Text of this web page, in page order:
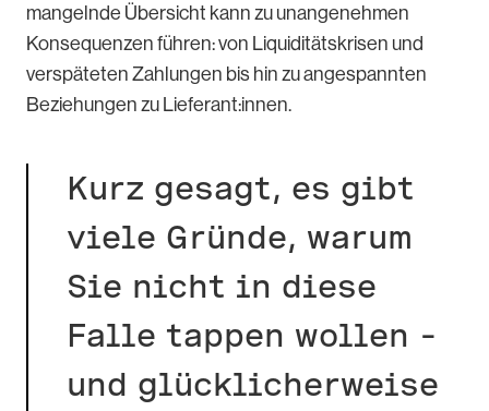
mangelnde Übersicht kann zu unangenehmen
Konsequenzen führen: von Liquiditätskrisen und
verspäteten Zahlungen bis hin zu angespannten
Beziehungen zu Lieferant:innen.
Kurz gesagt, es gibt
viele Gründe, warum
Sie nicht in diese
Falle tappen wollen –
und glücklicherweise